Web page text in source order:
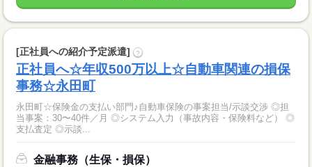
[正社員への紹介予定派遣] ?
正社員へ☆年収500万以上☆自動車関連の損保
事務☆永田町
永田町☆保険金の支払い部門♪自動車保険の事案担当/示談交渉 ◎担
当事案：30〜40件／月 ◎システム入力（事故内容・保険料など） ◎
支払査定 ◎示談...
金融事務（生保・損保）